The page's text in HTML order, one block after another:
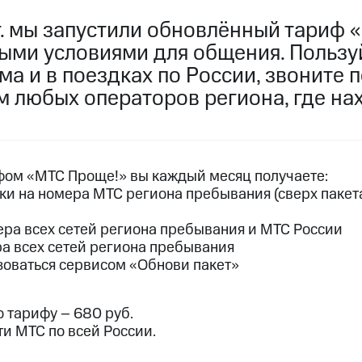
Детям и родителям Здоровье и
Гудок Мой МТСВсе приложения
15%
картуМТС Pay Оплата по QR-коду за границей
музыка и многое другое
доступ к геолокации
нашем приложении
ГудокМой МТСВсе приложения Инвестиции
мы запустили обновлённый
условиями для общения.
и в поездках по России, звоните
любых операторов региона, где
«МТС Проще!» вы каждый месяц получаете:
на номера МТС региона пребывания (сверх
всех сетей региона пребывания и МТС России
сетей региона пребывания
сервисом «Обнови пакет»
тарифу – 680 руб.
МТС по всей России.